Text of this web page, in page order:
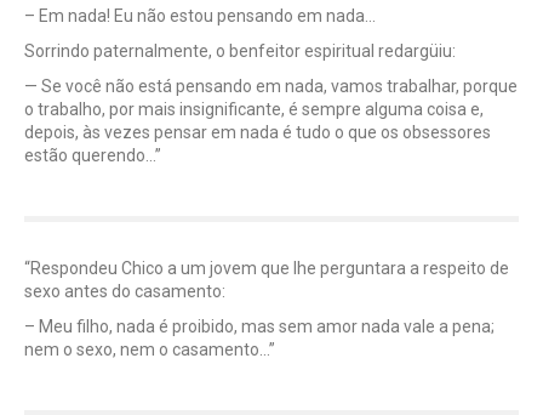
– Em nada! Eu não estou pensando em nada…
Sorrindo paternalmente, o benfeitor espiritual redargüiu:
— Se você não está pensando em nada, vamos trabalhar, porque
o trabalho, por mais insignificante, é sempre alguma coisa e,
depois, às vezes pensar em nada é tudo o que os obsessores
estão querendo…”
“Respondeu Chico a um jovem que lhe perguntara a respeito de
sexo antes do casamento:
– Meu filho, nada é proibido, mas sem amor nada vale a pena;
nem o sexo, nem o casamento…”